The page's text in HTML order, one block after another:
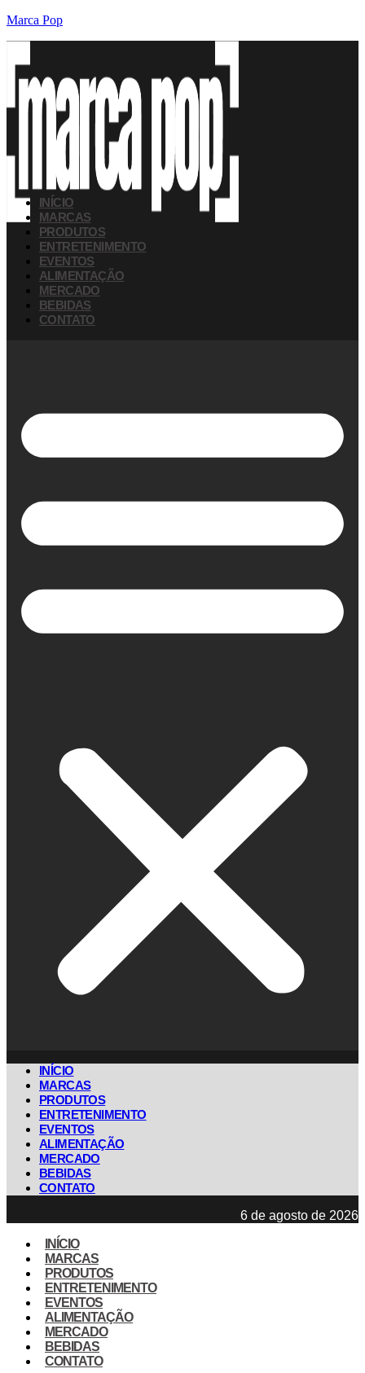
Marca Pop
INÍCIO
MARCAS
PRODUTOS
ENTRETENIMENTO
EVENTOS
ALIMENTAÇÃO
MERCADO
BEBIDAS
CONTATO
INÍCIO
MARCAS
PRODUTOS
ENTRETENIMENTO
EVENTOS
ALIMENTAÇÃO
MERCADO
BEBIDAS
CONTATO
6 de agosto de 2026
INÍCIO
MARCAS
PRODUTOS
ENTRETENIMENTO
EVENTOS
ALIMENTAÇÃO
MERCADO
BEBIDAS
CONTATO